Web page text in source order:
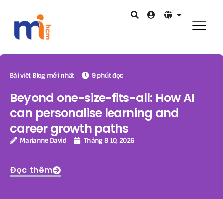
Bài viết Blog mới nhất 9 phút đọc
Beyond one-size-fits-all: How AI
can personalise learning and
career growth paths
Marianne David Tháng 8 10, 2026
Đọc thêm